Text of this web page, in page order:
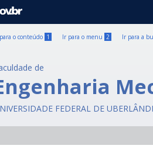
o conteúdo 1 Ir para o menu 2 Ir para a
de
FEDERAL DE